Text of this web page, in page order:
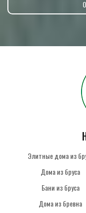
Элитные дома из
Дома из бруса
Бани из бруса
Дома из бревна